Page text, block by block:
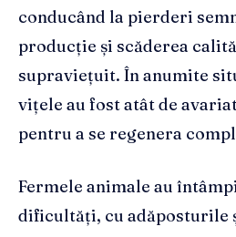
conducând la pierderi
producție și scăderea
supraviețuit. În anumite
vițele au fost atât de
pentru a se regenera
Fermele animale au
dificultăți, cu adăposturile